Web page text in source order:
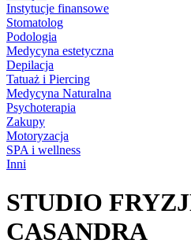
Instytucje finansowe
Stomatolog
Podologia
Medycyna estetyczna
Depilacja
Tatuaż i Piercing
Medycyna Naturalna
Psychoterapia
Zakupy
Motoryzacja
SPA i wellness
Inni
STUDIO
CASANDRA